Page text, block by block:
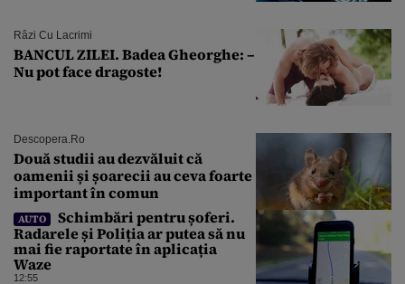
Râzi Cu Lacrimi
BANCUL ZILEI. Badea Gheorghe: –
Nu pot face dragoste!
Descopera.ro
Două studii au dezvăluit că
oamenii și șoarecii au ceva foarte
important în comun
AUTO
Schimbări pentru șoferi.
Radarele și Poliția ar putea să nu
mai fie raportate în aplicația
Waze
12:55